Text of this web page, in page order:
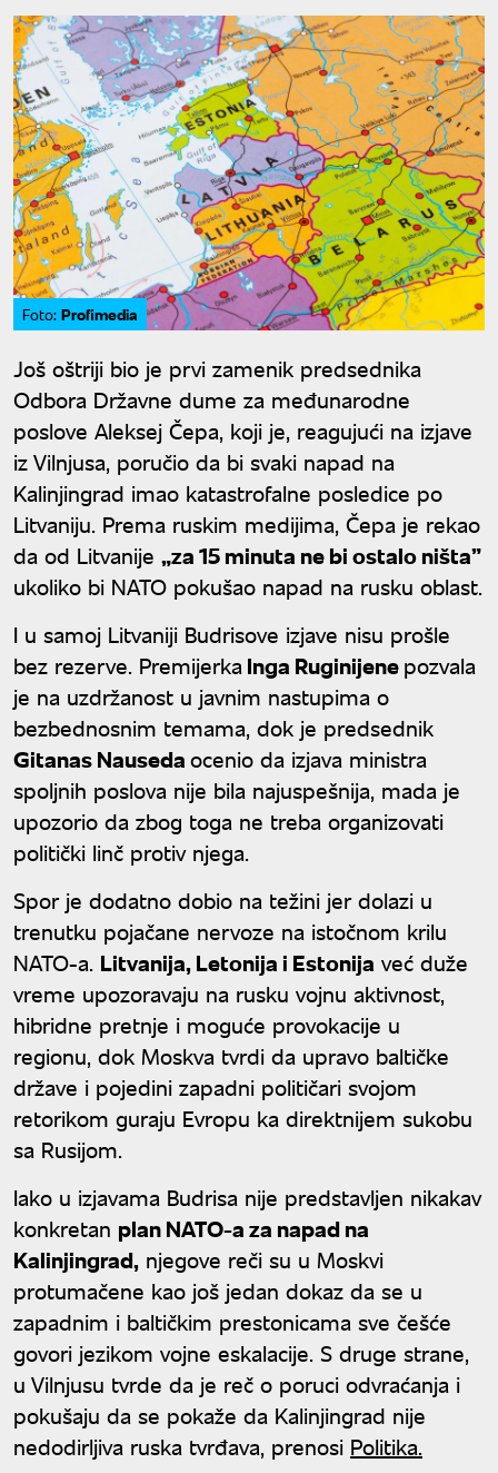
Foto: Profimedia
Još oštriji bio je prvi zamenik predsednika
Odbora Državne dume za međunarodne
poslove Aleksej Čepa, koji je, reagujući na izjave
iz Vilnjusa, poručio da bi svaki napad na
Kalinjingrad imao katastrofalne posledice po
Litvaniju. Prema ruskim medijima, Čepa je rekao
da od Litvanije „za 15 minuta ne bi ostalo ništa”
ukoliko bi NATO pokušao napad na rusku oblast.
I u samoj Litvaniji Budrisove izjave nisu prošle
bez rezerve. Premijerka Inga Ruginijenepozvala
je na uzdržanost u javnim nastupima o
bezbednosnim temama, dok je predsednik
Gitanas Nausedaocenio da izjava ministra
spoljnih poslova nije bila najuspešnija, mada je
upozorio da zbog toga ne treba organizovati
politički linč protiv njega.
Spor je dodatno dobio na težini jer dolazi u
trenutku pojačane nervoze na istočnom krilu
NATO-a. Litvanija, Letonija i Estonija već duže
vreme upozoravaju na rusku vojnu aktivnost,
hibridne pretnje i moguće provokacije u
regionu, dok Moskva tvrdi da upravo baltičke
države i pojedini zapadni političari svojom
retorikom guraju Evropu ka direktnijem sukobu
sa Rusijom.
Iako u izjavama Budrisa nije predstavljen nikakav
konkretan plan NATO-a za napad na
Kalinjingrad, njegove reči su u Moskvi
protumačene kao još jedan dokaz da se u
zapadnim i baltičkim prestonicama sve češće
govori jezikom vojne eskalacije. S druge strane,
u Vilnjusu tvrde da je reč o poruci odvraćanja i
pokušaju da se pokaže da Kalinjingrad nije
nedodirljiva ruska tvrđava, prenosi Politika.